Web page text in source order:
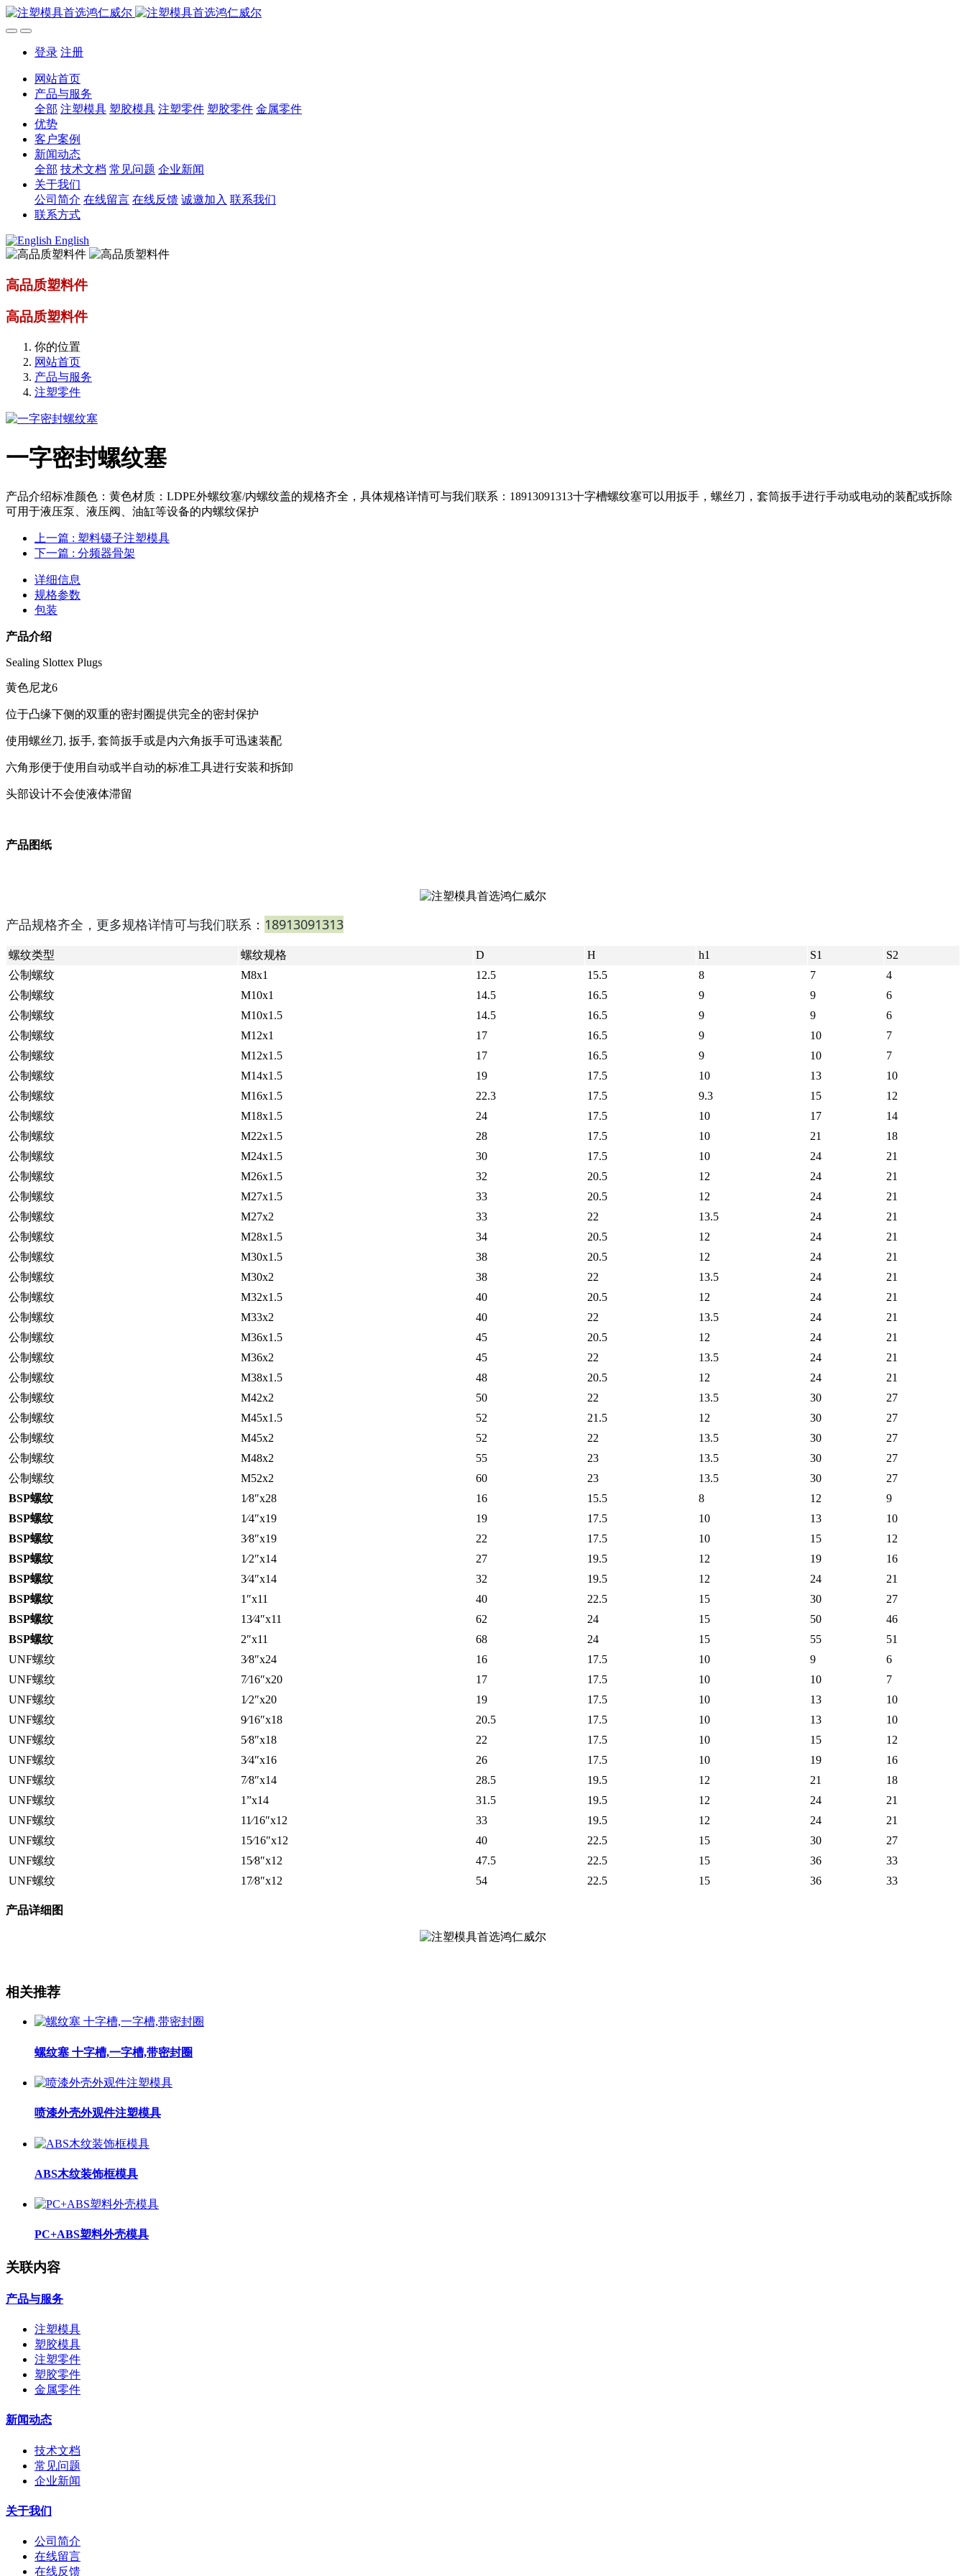
登录 注册
网站首页
产品与服务
全部 注塑模具 塑胶模具 注塑零件 塑胶零件 金属零件
优势
客户案例
新闻动态
全部 技术文档 常见问题 企业新闻
关于我们
公司简介 在线留言 在线反馈 诚邀加入 联系我们
联系方式
English
高品质塑料件
高品质塑料件
你的位置
网站首页
产品与服务
注塑零件
一字密封螺纹塞
产品介绍标准颜色：黄色材质：LDPE外螺纹塞/内螺纹盖的规格齐全，具体规格详情可与我们联系：18913091313十字槽螺纹塞可以用扳手，螺丝刀，套筒扳手进行手动或电动的装配或拆除
可用于液压泵、液压阀、油缸等设备的内螺纹保护
上一篇 : 塑料镊子注塑模具
下一篇 : 分频器骨架
详细信息
规格参数
包装
产品介绍
Sealing Slottex Plugs
黄色尼龙6
位于凸缘下侧的双重的密封圈提供完全的密封保护
使用螺丝刀, 扳手, 套筒扳手或是内六角扳手可迅速装配
六角形便于使用自动或半自动的标准工具进行安装和拆卸
头部设计不会使液体滞留
产品图纸
产品规格齐全，更多规格详情可与我们联系： 18913091313
螺纹类型 螺纹规格 D H h1 S1
S2
公制螺纹
M8x1 12.5 15.5 8 7
4
公制螺纹
M10x1 14.5 16.5 9 9
6
公制螺纹
M10x1.5 14.5 16.5 9 9
6
公制螺纹
M12x1 17 16.5 9 10
7
公制螺纹
M12x1.5 17 16.5 9 10
7
公制螺纹
M14x1.5 19 17.5 10 13
10
公制螺纹
M16x1.5 22.3 17.5 9.3 15
12
公制螺纹
M18x1.5 24 17.5 10 17
14
公制螺纹
M22x1.5 28 17.5 10 21
18
公制螺纹
M24x1.5 30 17.5 10 24
21
公制螺纹
M26x1.5 32 20.5 12 24
21
公制螺纹
M27x1.5 33 20.5 12 24
21
公制螺纹
M27x2 33 22 13.5 24
21
公制螺纹
M28x1.5 34 20.5 12 24
21
公制螺纹
M30x1.5 38 20.5 12 24
21
公制螺纹
M30x2 38 22 13.5 24
21
公制螺纹
M32x1.5 40 20.5 12 24
21
公制螺纹
M33x2 40 22 13.5 24
21
公制螺纹
M36x1.5 45 20.5 12 24
21
公制螺纹
M36x2 45 22 13.5 24
21
公制螺纹
M38x1.5 48 20.5 12 24
21
公制螺纹
M42x2 50 22 13.5 30
27
公制螺纹
M45x1.5 52 21.5 12 30
27
公制螺纹
M45x2 52 22 13.5 30
27
公制螺纹
M48x2 55 23 13.5 30
27
公制螺纹
M52x2 60 23 13.5 30
27
BSP螺纹
1⁄8″x28 16 15.5 8 12
9
BSP螺纹
1⁄4″x19 19 17.5 10 13
10
BSP螺纹
3⁄8″x19 22 17.5 10 15
12
BSP螺纹
1⁄2″x14 27 19.5 12 19
16
BSP螺纹
3⁄4″x14 32 19.5 12 24
21
BSP螺纹
1″x11 40 22.5 15 30
27
BSP螺纹
13⁄4″x11 62 24 15 50
46
BSP螺纹
2″x11 68 24 15 55
51
UNF螺纹
3⁄8″x24 16 17.5 10 9
6
UNF螺纹
7⁄16″x20 17 17.5 10 10
7
UNF螺纹
1⁄2″x20 19 17.5 10 13
10
UNF螺纹
9⁄16″x18 20.5 17.5 10 13
10
UNF螺纹
5⁄8″x18 22 17.5 10 15
12
UNF螺纹
3⁄4″x16 26 17.5 10 19
16
UNF螺纹
7⁄8″x14 28.5 19.5 12 21
18
UNF螺纹
1”x14 31.5 19.5 12 24
21
UNF螺纹
11⁄16″x12 33 19.5 12 24
21
UNF螺纹
15⁄16″x12 40 22.5 15 30
27
UNF螺纹
15⁄8″x12 47.5 22.5 15 36
33
UNF螺纹
17⁄8″x12 54 22.5 15 36 33
产品详细图
相关推荐
螺纹塞 十字槽,一字槽,带密封圈
喷漆外壳外观件注塑模具
ABS木纹装饰框模具
PC+ABS塑料外壳模具
关联内容
产品与服务
注塑模具
塑胶模具
注塑零件
塑胶零件
金属零件
新闻动态
技术文档
常见问题
企业新闻
关于我们
公司简介
在线留言
在线反馈